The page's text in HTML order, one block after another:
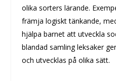
olika sorters lärande.
främja logiskt tänkande,
hjälpa barnet att utveckla
blandad samling leksaker
och utvecklas på olika sätt.